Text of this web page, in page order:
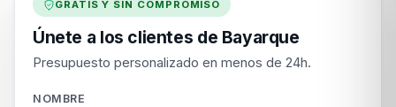
GRATIS Y SIN COMPROMISO
Únete a los clientes de Bayarque
Presupuesto personalizado en menos de 24h.
NOMBRE